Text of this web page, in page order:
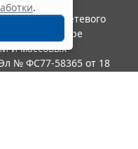
.
в качестве сетевого
в сфере
и массовых
№ ФС77-58365 от 18